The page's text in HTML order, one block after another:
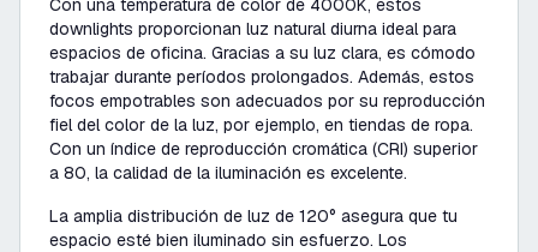
Con una temperatura de color de 4000K, estos
downlights proporcionan luz natural diurna ideal para
espacios de oficina. Gracias a su luz clara, es cómodo
trabajar durante períodos prolongados. Además, estos
focos empotrables son adecuados por su reproducción
fiel del color de la luz, por ejemplo, en tiendas de ropa.
Con un índice de reproducción cromática (CRI) superior
a 80, la calidad de la iluminación es excelente.
La amplia distribución de luz de 120° asegura que tu
espacio esté bien iluminado sin esfuerzo. Los